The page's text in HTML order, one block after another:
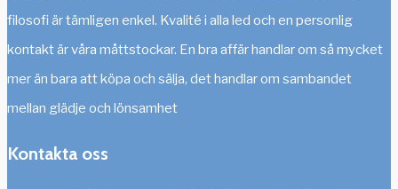
filosofi är tämligen enkel. Kvalité i alla led och en personlig
kontakt är våra måttstockar. En bra affär handlar om så mycket
mer än bara att köpa och sälja, det handlar om sambandet
mellan glädje och lönsamhet
Kontakta oss